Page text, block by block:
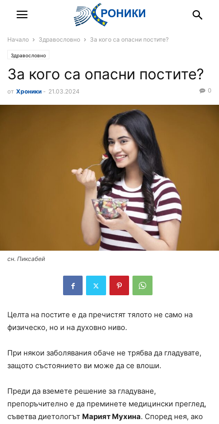
Начало Здравословно За кого са опасни постите?
Здравословно
За кого са опасни постите?
от Хроники - 21.03.2024 0
сн. Пиксабей
Целта на постите е да пречистят тялото не само на
физическо, но и на духовно ниво.
При някои заболявания обаче не трябва да гладувате,
защото състоянието ви може да се влоши.
Преди да вземете решение за гладуване,
препоръчително е да преминете медицински преглед,
съветва диетологът Марият Мухина. Според нея, ако